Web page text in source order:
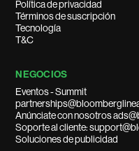
Política de privacidad
Términos de suscripción
Tecnología
T&C
NEGOCIOS
Eventos - Summit
Anúnciate con nosotros
Soporte al cliente:
Soluciones de publicidad